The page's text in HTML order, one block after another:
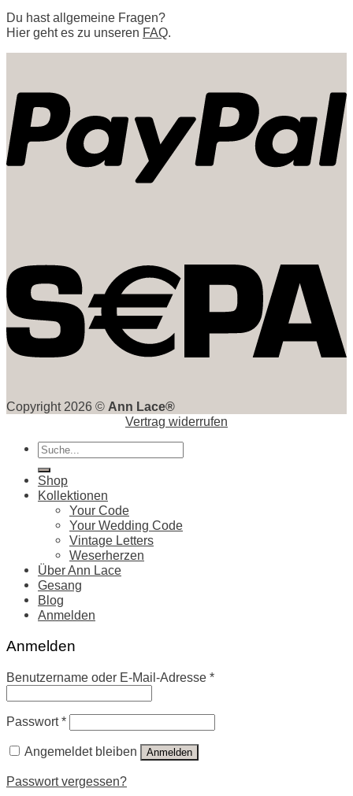
Du hast allgemeine Fragen?
Hier geht es zu unseren FAQ.
Copyright 2026 © Ann Lace®
Vertrag widerrufen
Suche
nach:
Shop
Kollektionen
Your Code
Your Wedding Code
Vintage Letters
Weserherzen
Über Ann Lace
Gesang
Blog
Anmelden
Anmelden
Benutzername oder E-Mail-Adresse *
Passwort*
Angemeldet bleiben Anmelden
Passwort vergessen?